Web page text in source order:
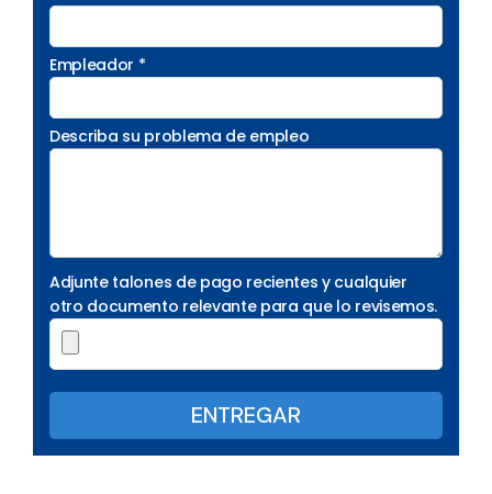
Empleador *
Describa su problema de empleo
Adjunte talones de pago recientes y cualquier
otro documento relevante para que lo revisemos.